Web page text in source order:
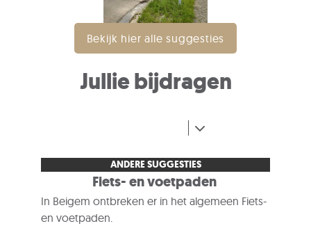
Bekijk hier alle suggesties
Jullie bijdragen
ANDERE SUGGESTIES
Fiets- en voetpaden
In Beigem ontbreken er in het algemeen Fiets-
en voetpaden.